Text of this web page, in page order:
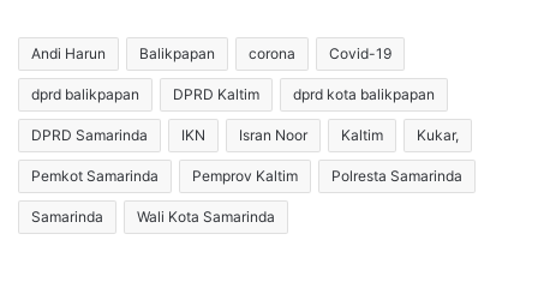
u
n
t
u
k
:
Andi Harun Balikpapan corona Covid-19
dprd balikpapan DPRD Kaltim dprd kota balikpapan
DPRD Samarinda IKN Isran Noor Kaltim Kukar,
Pemkot Samarinda Pemprov Kaltim Polresta Samarinda
Samarinda Wali Kota Samarinda